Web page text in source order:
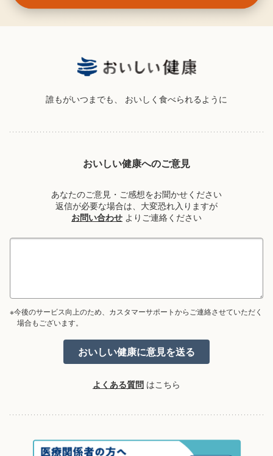
誰もがいつまでも、 おいしく食べられるように
おいしい健康へのご意見
あなたのご意見・ご感想をお聞かせください
返信が必要な場合は、大変恐れ入りますが
お問い合わせ よりご連絡ください
※今後のサービス向上のため、カスタマーサポートからご連絡させていただく
場合もございます。
よくある質問 はこちら